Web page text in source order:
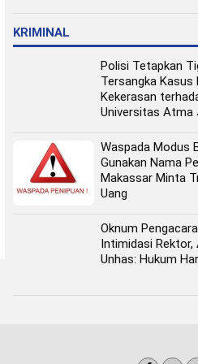
KRIMINAL
Polisi Tetapkan
Tersangka Kasus
Kekerasan
Universitas Atma
Waspada Modus
Gunakan Nama
Makassar Minta
Uang
Oknum
Intimidasi Rektor,
Unhas: Hukum